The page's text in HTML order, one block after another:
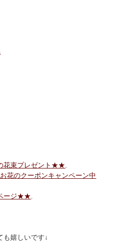
花束プレゼント★★.
のクーポンキャンペーン中
ージ★★.
も嬉しいです↓